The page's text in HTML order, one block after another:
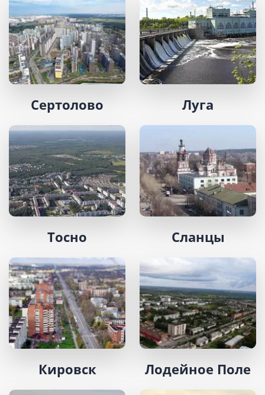
Сертолово Луга
Тосно Сланцы
Кировск Лодейное Поле